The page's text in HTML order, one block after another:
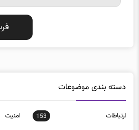
دسته بندی موضوعات
ارتباطات 153 امنيت